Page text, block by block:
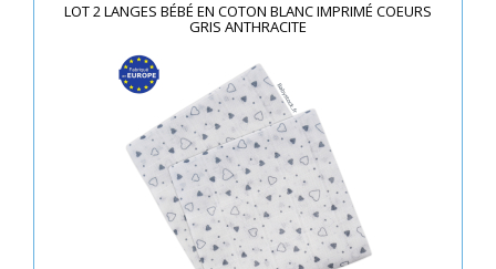
LOT 2 LANGES BÉBÉ EN COTON BLANC IMPRIMÉ COEURS
GRIS ANTHRACITE